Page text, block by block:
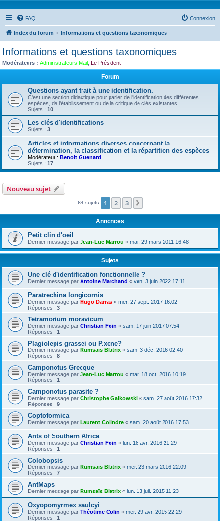
FAQ Connexion
Index du forum Informations et questions taxonomiques
Informations et questions taxonomiques
Modérateurs : Administrateurs Mail Le Président
Forum
Questions ayant trait à une identification.
C'est une section didactique pour parler de l'identification des différentes
espèces, de l'établissement ou de la critique de clés existantes.
Sujets : 10
Les clés d'identifications
Sujets : 3
Articles et informations diverses concernant la
détermination, la classification et la répartition des espèces
Modérateur : Benoit Guenard
Sujets : 17
Nouveau sujet
64 sujets 1 2 3
Annonces
Petit clin d'oeil
Dernier message par Jean-Luc Marrou « mar. 29 mars 2011 16:48
Sujets
Une clé d'identification fonctionnelle ?
Dernier message par Antoine Marchand « ven. 3 juin 2022 17:11
Paratrechina longicornis
Dernier message par Hugo Darras « mer. 27 sept. 2017 16:02
Réponses : 3
Tetramorium moravicum
Dernier message par Christian Foin « sam. 17 juin 2017 07:54
Réponses : 1
Plagiolepis grassei ou P.xene?
Dernier message par Rumsaïs Blatrix « sam. 3 déc. 2016 02:40
Réponses : 8
Camponotus Grecque
Dernier message par Jean-Luc Marrou « mar. 18 oct. 2016 10:19
Réponses : 1
Camponotus parasite ?
Dernier message par Christophe Galkowski « sam. 27 août 2016 17:32
Réponses : 9
Coptoformica
Dernier message par Laurent Colindre « sam. 20 août 2016 17:53
Ants of Southern Africa
Dernier message par Christian Foin « lun. 18 avr. 2016 21:29
Réponses : 1
Colobopsis
Dernier message par Rumsaïs Blatrix « mer. 23 mars 2016 22:09
Réponses : 7
AntMaps
Dernier message par Rumsaïs Blatrix « lun. 13 juil. 2015 11:23
Oxyopomyrmex saulcyi
Dernier message par Théotime Colin « mer. 29 avr. 2015 22:29
Réponses : 1